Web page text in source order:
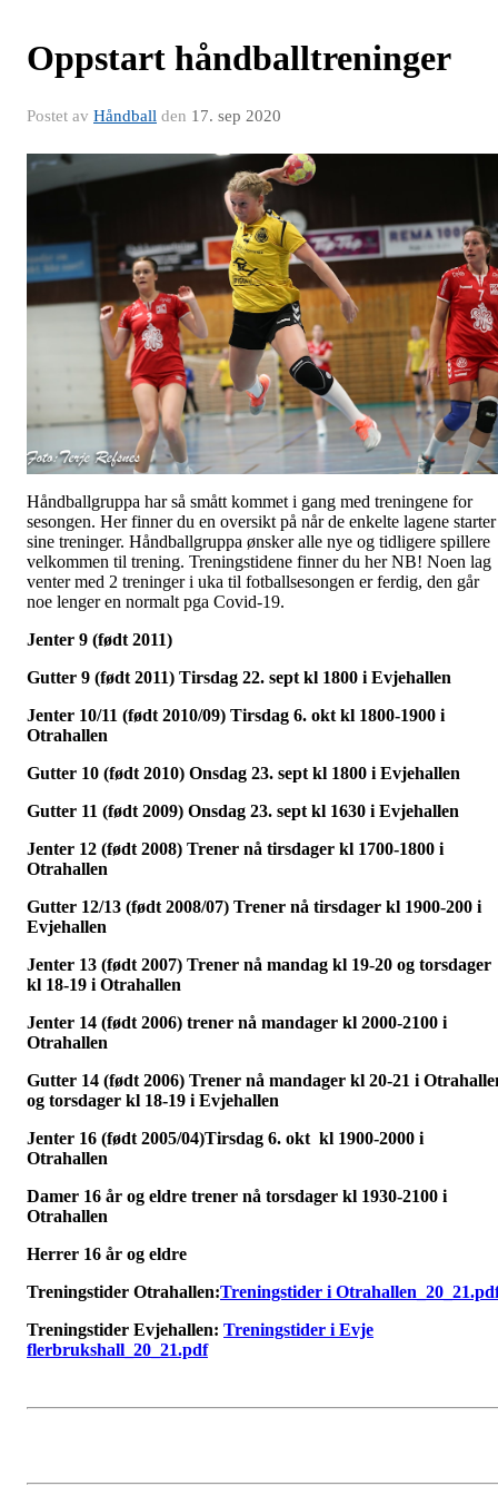
Oppstart håndballtreninger
Postet av Håndball den 17. sep 2020
Håndballgruppa har så smått kommet i gang med treningene for
sesongen. Her finner du en oversikt på når de enkelte lagene starter
sine treninger. Håndballgruppa ønsker alle nye og tidligere spillere
velkommen til trening. Treningstidene finner du her NB! Noen lag
venter med 2 treninger i uka til fotballsesongen er ferdig, den går
noe lenger en normalt pga Covid-19.
Jenter 9 (født 2011)
Gutter 9 (født 2011) Tirsdag 22. sept kl 1800 i Evjehallen
Jenter 10/11 (født 2010/09) Tirsdag 6. okt kl 1800-1900 i
Otrahallen
Gutter 10 (født 2010) Onsdag 23. sept kl 1800 i Evjehallen
Gutter 11 (født 2009) Onsdag 23. sept kl 1630 i Evjehallen
Jenter 12 (født 2008) Trener nå tirsdager kl 1700-1800 i
Otrahallen
Gutter 12/13 (født 2008/07) Trener nå tirsdager kl 1900-200 i
Evjehallen
Jenter 13 (født 2007) Trener nå mandag kl 19-20 og torsdager
kl 18-19 i Otrahallen
Jenter 14 (født 2006) trener nå mandager kl 2000-2100 i
Otrahallen
Gutter 14 (født 2006) Trener nå mandager kl 20-21 i
og torsdager kl 18-19 i Evjehallen
Jenter 16 (født 2005/04)Tirsdag 6. okt kl 1900-2000 i
Otrahallen
Damer 16 år og eldre trener nå torsdager kl 1930-2100 i
Otrahallen
Herrer 16 år og eldre
Treningstider Otrahallen:Treningstider i
Treningstider Evjehallen: Treningstider i Evje
flerbrukshall_20_21.pdf